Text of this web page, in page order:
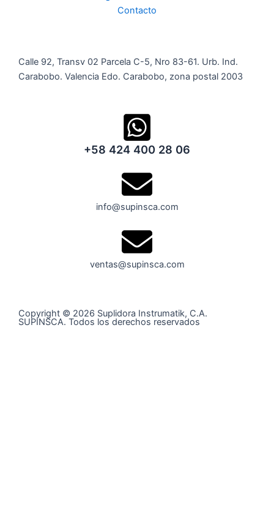
Contacto
Calle 92, Transv 02 Parcela C-5, Nro 83-61. Urb. Ind.
Carabobo. Valencia Edo. Carabobo, zona postal 2003
+58 424 400 28 06
info@supinsca.com
ventas@supinsca.com
Copyright © 2026 Suplidora Instrumatik, C.A.
SUPINSCA. Todos los derechos reservados